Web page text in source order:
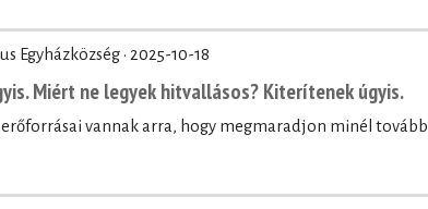
Egyházközség · 2025-10-18
Miért ne legyek hitvallásos? Kiterítenek úgyis.
vannak arra, hogy megmaradjon minél tovább